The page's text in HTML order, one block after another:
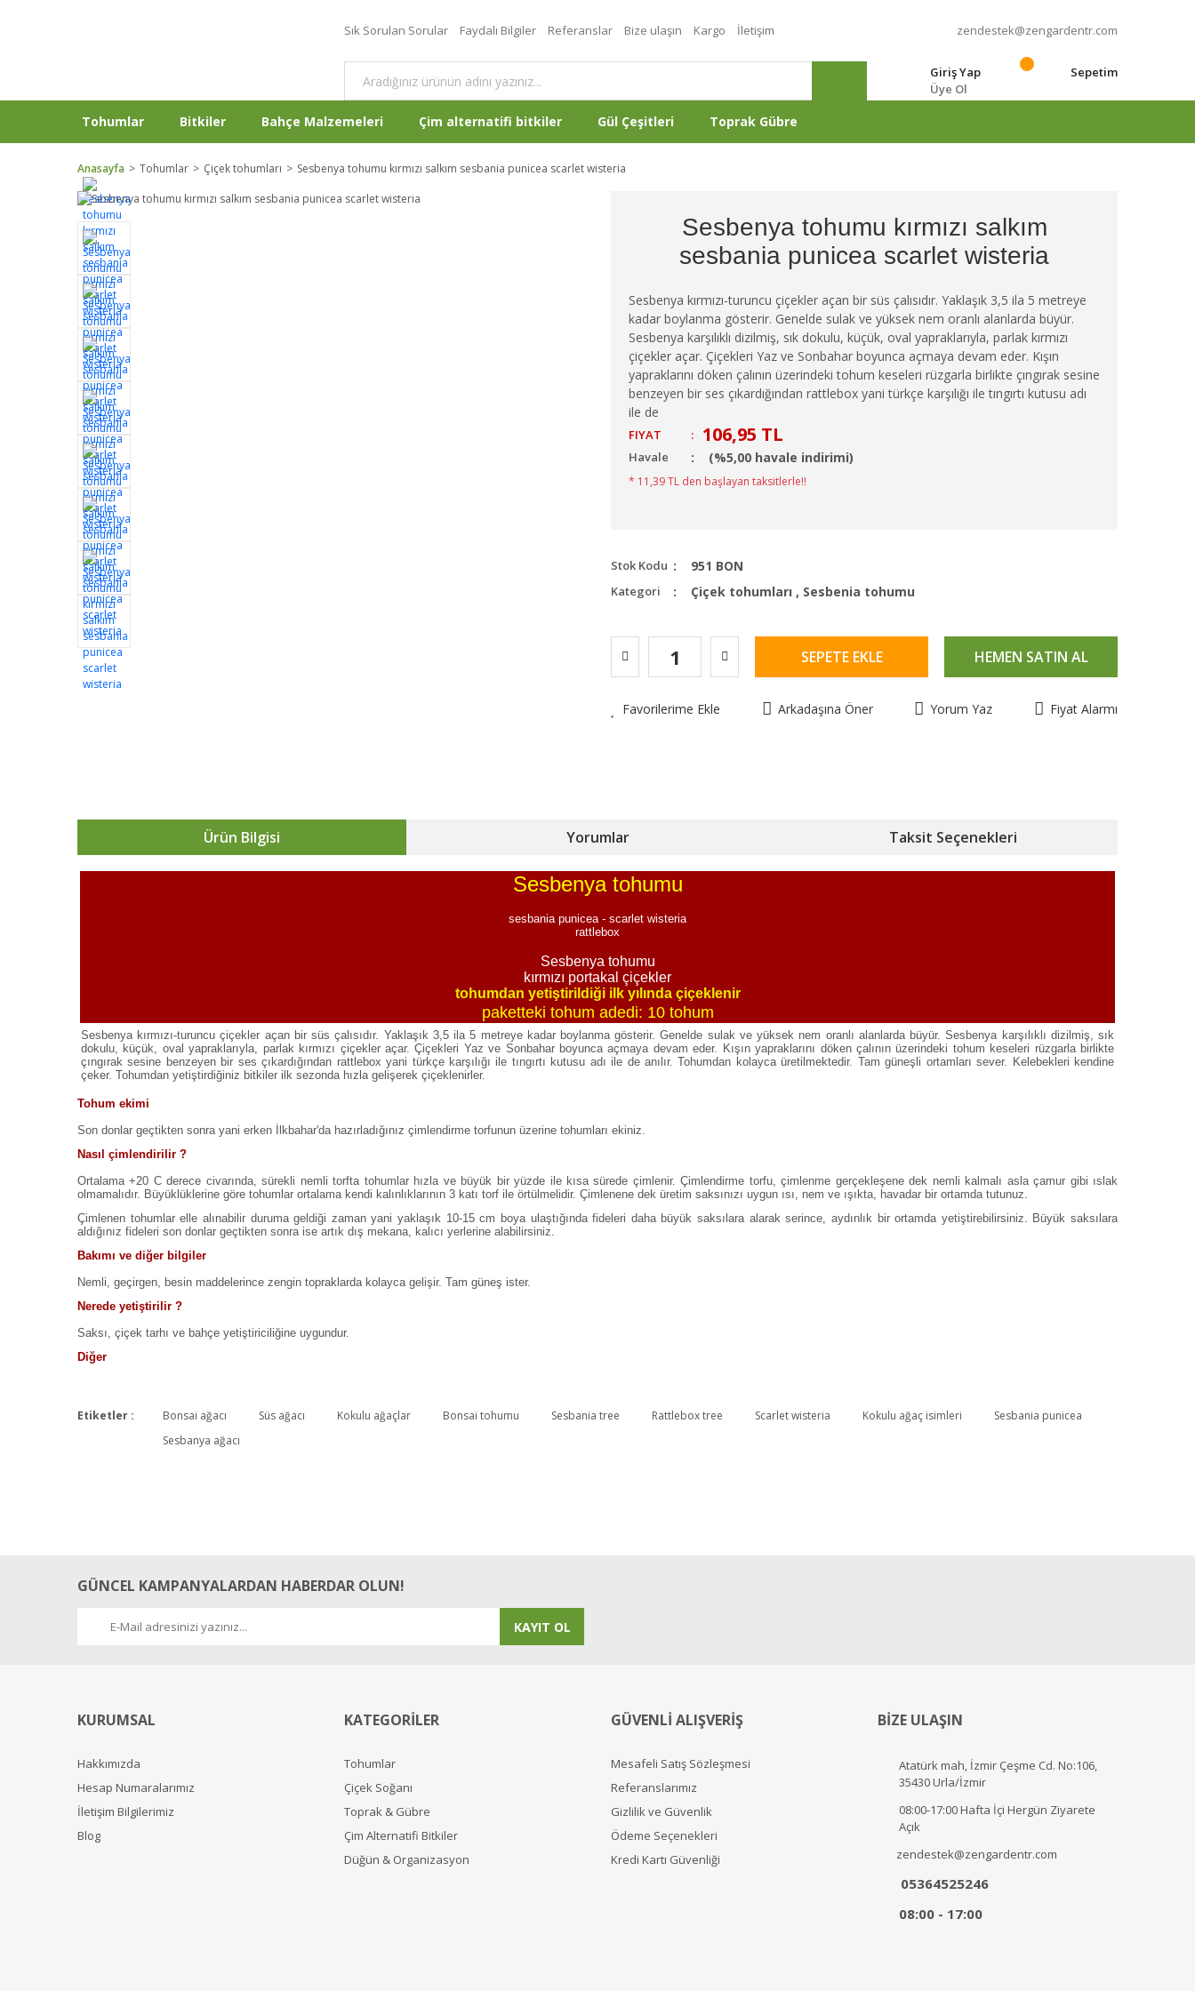
Sık Sorulan Sorular Faydalı Bilgiler Referanslar Bize ulaşın Kargo İletişim zendestek@zengardentr.com
Giriş Yap
Üye Ol
Sepetim
Tohumlar Bitkiler Bahçe Malzemeleri Çim alternatifi bitkiler Gül Çeşitleri Toprak Gübre
Anasayfa Tohumlar Çiçek tohumları Sesbenya tohumu kırmızı salkım sesbania punicea scarlet wisteria
Sesbenya tohumu kırmızı salkım
sesbania punicea scarlet wisteria
Sesbenya kırmızı-turuncu çiçekler açan bir süs çalısıdır. Yaklaşık 3,5 ila 5 metreye
kadar boylanma gösterir. Genelde sulak ve yüksek nem oranlı alanlarda büyür.
Sesbenya karşılıklı dizilmiş, sık dokulu, küçük, oval yapraklarıyla, parlak kırmızı
çiçekler açar. Çiçekleri Yaz ve Sonbahar boyunca açmaya devam eder. Kışın
yapraklarını döken çalının üzerindeki tohum keseleri rüzgarla birlikte çıngırak sesine
benzeyen bir ses çıkardığından rattlebox yani türkçe karşılığı ile tıngırtı kutusu adı
ile de
FIYAT : 106,95 TL
Havale (%5,00 havale indirimi)
* 11,39 TL den başlayan taksitlerle!!
Stok Kodu 951 BON
Kategori Çiçek tohumları , Sesbenia tohumu
SEPETE EKLE HEMEN SATIN AL
Favorilerime Ekle Arkadaşına Öner Yorum Yaz Fiyat Alarmı
Ürün Bilgisi Yorumlar Taksit Seçenekleri
Sesbenya tohumu
sesbania punicea - scarlet wisteria
rattlebox
Sesbenya tohumu
kırmızı portakal çiçekler
tohumdan yetiştirildiği ilk yılında çiçeklenir
paketteki tohum adedi: 10 tohum
Sesbenya kırmızı-turuncu çiçekler açan bir süs çalısıdır. Yaklaşık 3,5 ila 5 metreye kadar boylanma gösterir. Genelde sulak ve yüksek nem oranlı alanlarda büyür. Sesbenya karşılıklı dizilmiş, sık
dokulu, küçük, oval yapraklarıyla, parlak kırmızı çiçekler açar. Çiçekleri Yaz ve Sonbahar boyunca açmaya devam eder. Kışın yapraklarını döken çalının üzerindeki tohum keseleri rüzgarla birlikte
çıngırak sesine benzeyen bir ses çıkardığından rattlebox yani türkçe karşılığı ile tıngırtı kutusu adı ile de anılır. Tohumdan kolayca üretilmektedir. Tam güneşli ortamları sever. Kelebekleri kendine
çeker. Tohumdan yetiştirdiğiniz bitkiler ilk sezonda hızla gelişerek çiçeklenirler.
Tohum ekimi
Son donlar geçtikten sonra yani erken İlkbahar'da hazırladığınız çimlendirme torfunun üzerine tohumları ekiniz.
Nasıl çimlendirilir ?
Ortalama +20 C derece civarında, sürekli nemli torfta tohumlar hızla ve büyük bir yüzde ile kısa sürede çimlenir. Çimlendirme torfu, çimlenme gerçekleşene dek nemli kalmalı asla çamur gibi ıslak
olmamalıdır. Büyüklüklerine göre tohumlar ortalama kendi kalınlıklarının 3 katı torf ile örtülmelidir. Çimlenene dek üretim saksınızı uygun ısı, nem ve ışıkta, havadar bir ortamda tutunuz.
Çimlenen tohumlar elle alınabilir duruma geldiği zaman yani yaklaşık 10-15 cm boya ulaştığında fideleri daha büyük saksılara alarak serince, aydınlık bir ortamda yetiştirebilirsiniz. Büyük saksılara
aldığınız fideleri son donlar geçtikten sonra ise artık dış mekana, kalıcı yerlerine alabilirsiniz.
Bakımı ve diğer bilgiler
Nemli, geçirgen, besin maddelerince zengin topraklarda kolayca gelişir. Tam güneş ister.
Nerede yetiştirilir ?
Saksı, çiçek tarhı ve bahçe yetiştiriciliğine uygundur.
Diğer
Etiketler : Bonsai ağacı Süs ağacı Kokulu ağaçlar Bonsai tohumu Sesbania tree Rattlebox tree Scarlet wisteria Kokulu ağaç isimleri
Sesbania punicea
Sesbanya ağacı
GÜNCEL KAMPANYALARDAN HABERDAR OLUN!
KAYIT OL
KURUMSAL
Hakkımızda
Hesap Numaralarımız
İletişim Bilgilerimiz
Blog
KATEGORİLER
Tohumlar
Çiçek Soğanı
Toprak & Gübre
Çim Alternatifi Bitkiler
Düğün & Organizasyon
GÜVENLİ ALIŞVERİŞ
Mesafeli Satış Sözleşmesi
Referanslarımız
Gizlilik ve Güvenlik
Ödeme Seçenekleri
Kredi Kartı Güvenliği
BİZE ULAŞIN
Atatürk mah, İzmir Çeşme Cd. No:106,
35430 Urla/İzmir
08:00-17:00 Hafta İçi Hergün Ziyarete
Açık
zendestek@zengardentr.com
05364525246
08:00 - 17:00